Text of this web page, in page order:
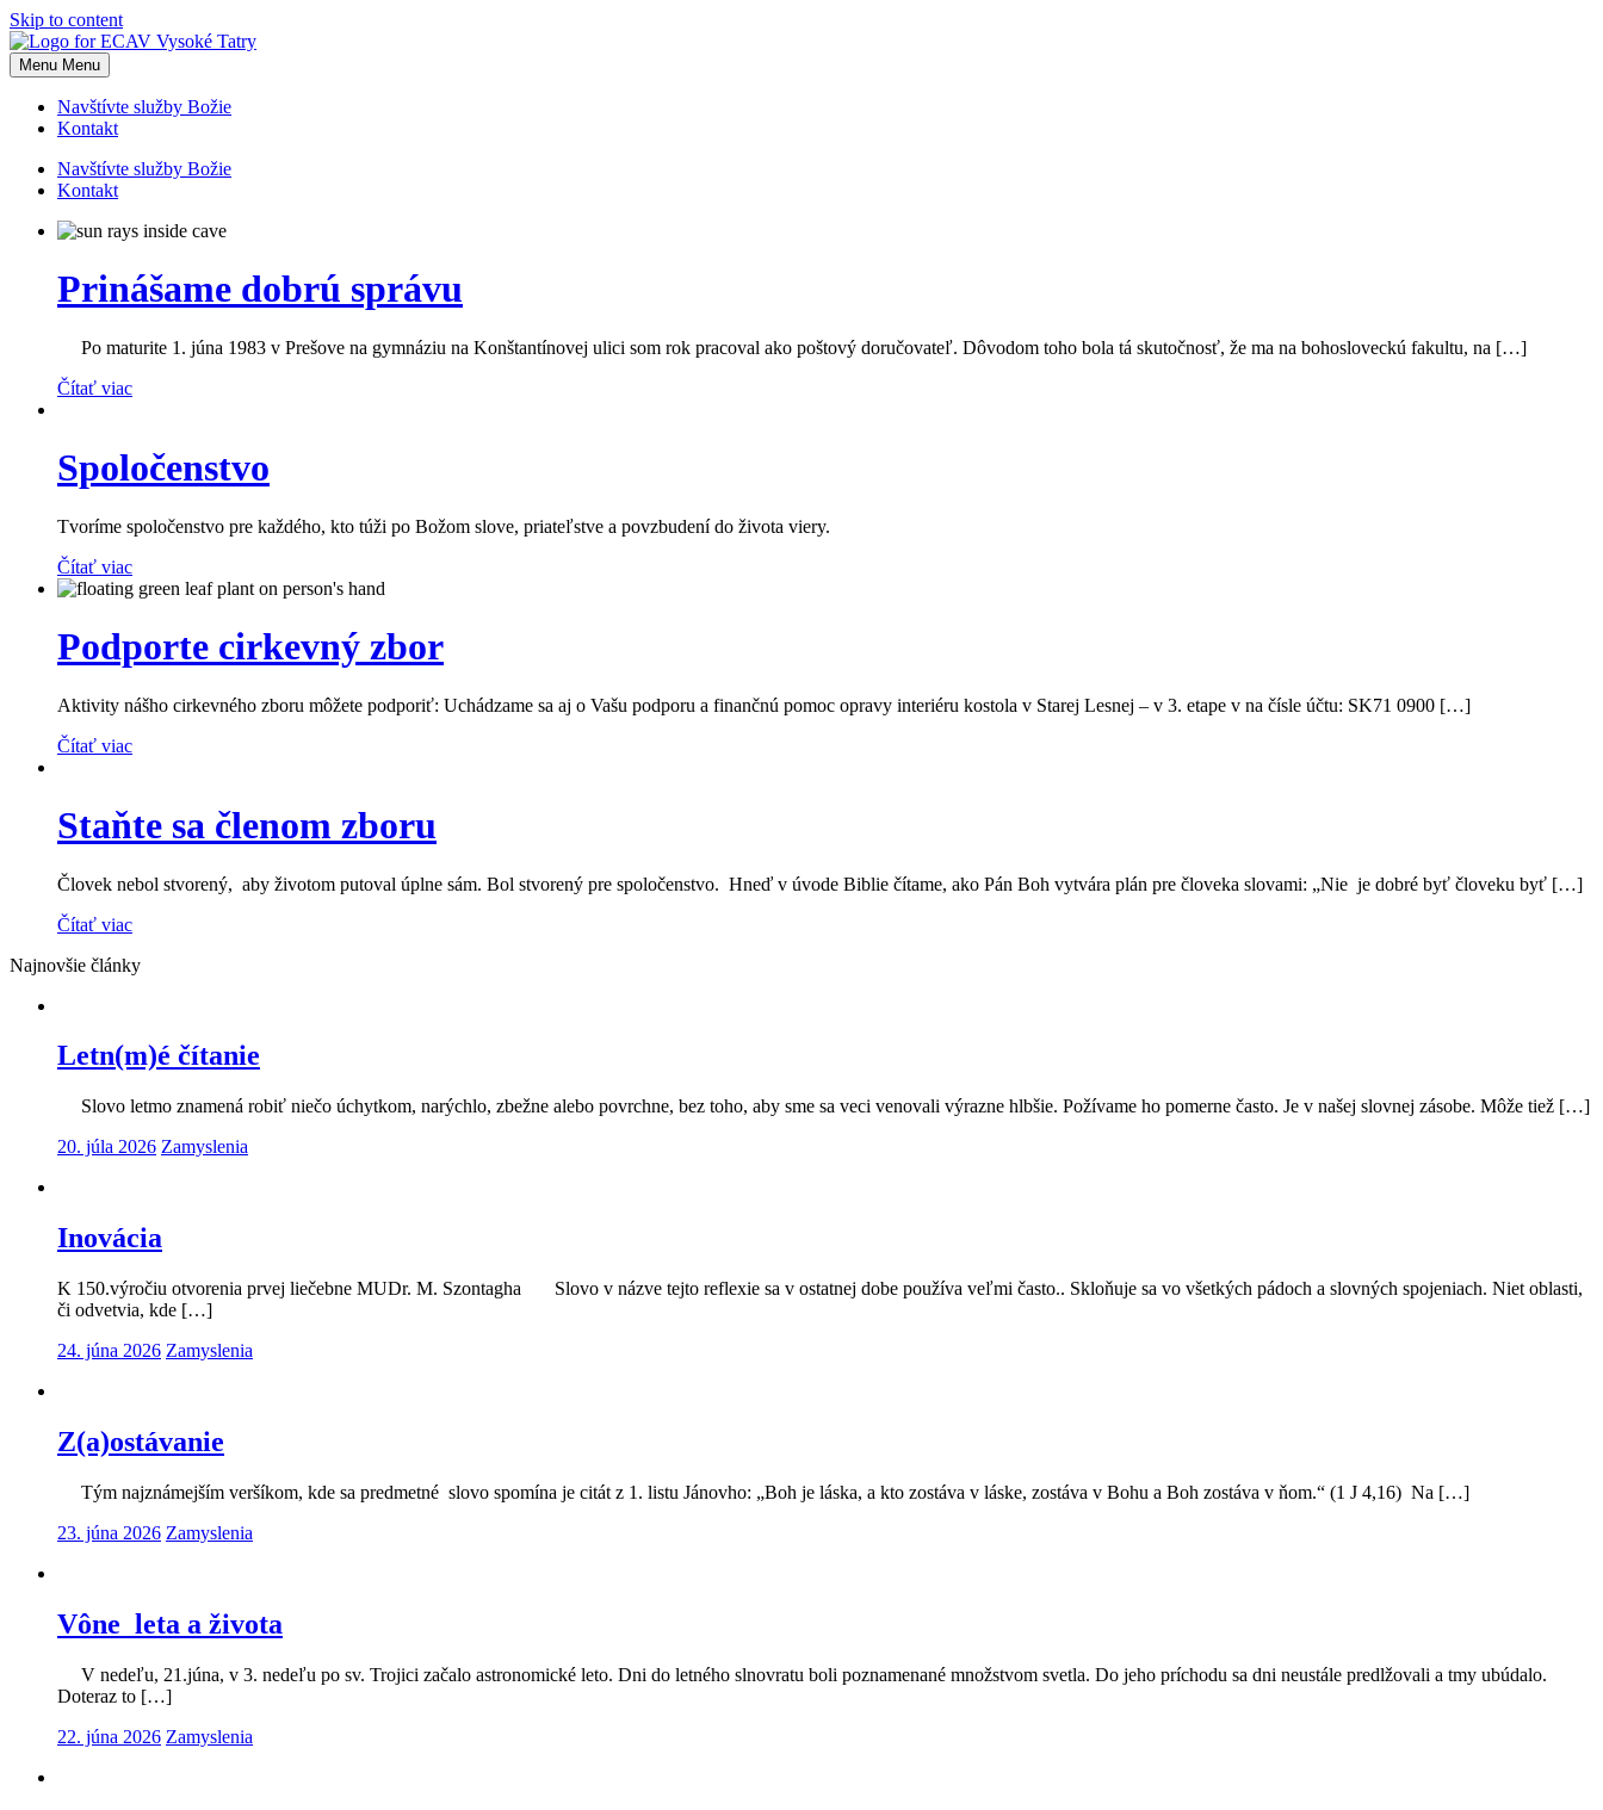
Skip to content
Menu Menu
Navštívte služby Božie
Kontakt
Navštívte služby Božie
Kontakt
Prinášame dobrú správu
Po maturite 1. júna 1983 v Prešove na gymnáziu na Konštantínovej ulici som rok pracoval ako poštový doručovateľ. Dôvodom toho bola tá skutočnosť, že ma na bohosloveckú fakultu, na […]
Čítať viac
Spoločenstvo
Tvoríme spoločenstvo pre každého, kto túži po Božom slove, priateľstve a povzbudení do života viery.
Čítať viac
Podporte cirkevný zbor
Aktivity nášho cirkevného zboru môžete podporiť: Uchádzame sa aj o Vašu podporu a finančnú pomoc opravy interiéru kostola v Starej Lesnej – v 3. etape v na čísle účtu: SK71 0900 […]
Čítať viac
Staňte sa členom zboru
Človek nebol stvorený, aby životom putoval úplne sám. Bol stvorený pre spoločenstvo. Hneď v úvode Biblie čítame, ako Pán Boh vytvára plán pre človeka slovami: „Nie je dobré byť človeku byť […]
Čítať viac
Najnovšie články
Letn(m)é čítanie
Slovo letmo znamená robiť niečo úchytkom, narýchlo, zbežne alebo povrchne, bez toho, aby sme sa veci venovali výrazne hlbšie. Požívame ho pomerne často. Je v našej slovnej zásobe. Môže tiež […]
20. júla 2026 Zamyslenia
Inovácia
K 150.výročiu otvorenia prvej liečebne MUDr. M. Szontagha Slovo v názve tejto reflexie sa v ostatnej dobe používa veľmi často.. Skloňuje sa vo všetkých pádoch a slovných spojeniach. Niet oblasti,
či odvetvia, kde […]
24. júna 2026 Zamyslenia
Z(a)ostávanie
Tým najznámejším veršíkom, kde sa predmetné slovo spomína je citát z 1. listu Jánovho: „Boh je láska, a kto zostáva v láske, zostáva v Bohu a Boh zostáva v ňom.“ (1 J 4,16) Na […]
23. júna 2026 Zamyslenia
Vône leta a života
V nedeľu, 21.júna, v 3. nedeľu po sv. Trojici začalo astronomické leto. Dni do letného slnovratu boli poznamenané množstvom svetla. Do jeho príchodu sa dni neustále predlžovali a tmy ubúdalo.
Doteraz to […]
22. júna 2026 Zamyslenia